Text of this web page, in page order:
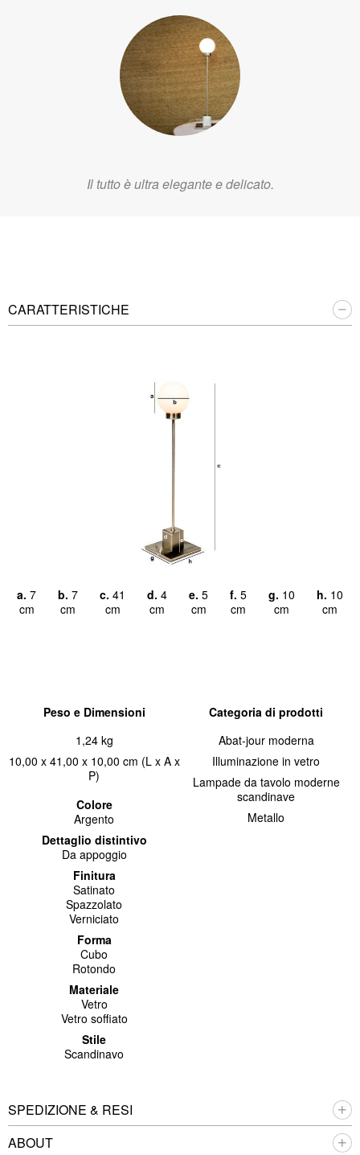
Il tutto è ultra elegante e delicato.
CARATTERISTICHE
a. 7
cm
b. 7
cm
c. 41
cm
d. 4
cm
e. 5
cm
f. 5
cm
g. 10
cm
h. 10
cm
Peso e Dimensioni
1,24 kg
10,00 x 41,00 x 10,00 cm (L x A x
P)
Colore
Argento
Dettaglio distintivo
Da appoggio
Finitura
Satinato
Spazzolato
Verniciato
Forma
Cubo
Rotondo
Materiale
Vetro
Vetro soffiato
Stile
Scandinavo
Categoria di prodotti
Abat-jour moderna
Illuminazione in vetro
Lampade da tavolo moderne
scandinave
Metallo
SPEDIZIONE & RESI
ABOUT